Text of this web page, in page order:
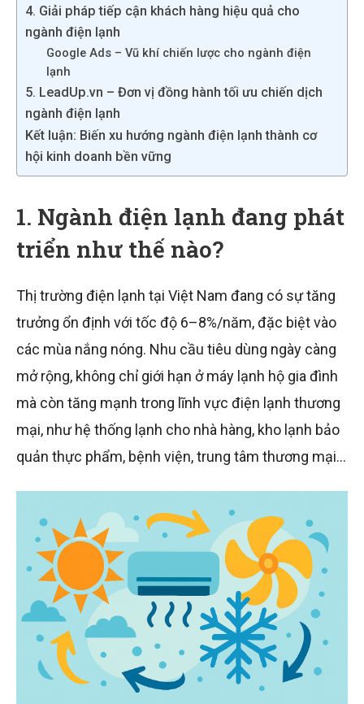
4. Giải pháp tiếp cận khách hàng hiệu quả cho
ngành điện lạnh
Google Ads – Vũ khí chiến lược cho ngành điện
lạnh
5. LeadUp.vn – Đơn vị đồng hành tối ưu chiến dịch
ngành điện lạnh
Kết luận: Biến xu hướng ngành điện lạnh thành cơ
hội kinh doanh bền vững
1. Ngành điện lạnh đang phát
triển như thế nào?
Thị trường điện lạnh tại Việt Nam đang có sự tăng
trưởng ổn định với tốc độ 6–8%/năm, đặc biệt vào
các mùa nắng nóng. Nhu cầu tiêu dùng ngày càng
mở rộng, không chỉ giới hạn ở máy lạnh hộ gia đình
mà còn tăng mạnh trong lĩnh vực điện lạnh thương
mại, như hệ thống lạnh cho nhà hàng, kho lạnh bảo
quản thực phẩm, bệnh viện, trung tâm thương mại…